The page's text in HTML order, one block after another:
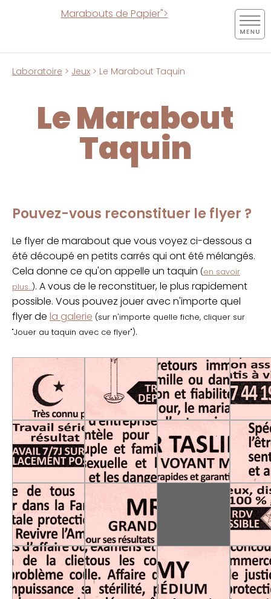
Marabouts de Papier">
Laboratoire > Jeux > Le Marabout Taquin
Le Marabout
Taquin
Pouvez-vous reconstituer le flyer ?
Le flyer de marabout que vous voyez ci-dessous a
été découpé en petits carrés qui ont été mélangés.
Cela donne ce qu'on appelle un taquin (en savoir
plus...). A vous de le reconstituer, le plus rapidement
possible. Vous pouvez jouer avec n'importe quel
flyer de la galerie (sur n'importe quelle fiche, cliquer sur
"Jouer au taquin avec ce flyer").